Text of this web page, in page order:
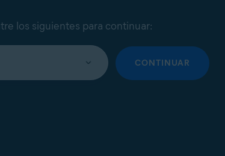
los siguientes para continuar:
CONTINUAR